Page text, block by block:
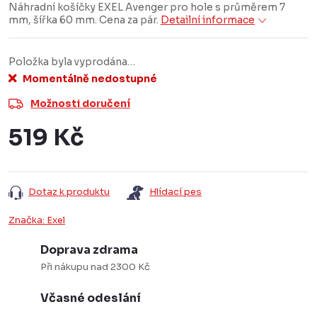
Náhradní košíčky EXEL Avenger pro hole s průměrem 7
mm, šířka 60 mm. Cena za pár. Detailní informace
Položka byla vyprodána…
Momentálně nedostupné
Možnosti doručení
519 Kč
Dotaz k produktu Hlídací pes
Značka: Exel
Doprava zdrama
Při nákupu nad 2300 Kč
Včasné odeslání